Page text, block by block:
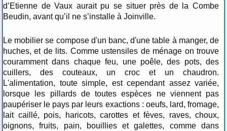
d’Etienne de Vaux aurait pu se situer près de la Combe
Beudin, avant qu’il ne s’installe à Joinville.
Le mobilier se compose d'un banc, d'une table à manger, de
huches, et de lits. Comme ustensiles de ménage on trouve
couramment dans chaque feu, une poêle, des pots, des
cuillers, des couteaux, un croc et un chaudron.
L'alimentation, toute simple, est cependant assez variée,
lorsque les pillards de toutes espèces ne viennent pas
paupériser le pays par leurs exactions : oeufs, lard, fromage,
lait caillé, pois, haricots, carottes et fèves, raves, choux,
oignons, fruits, pain, bouillies et galettes, comme dans